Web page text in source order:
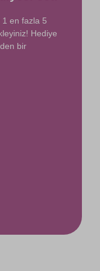
en fazla 5
Hediye
bir